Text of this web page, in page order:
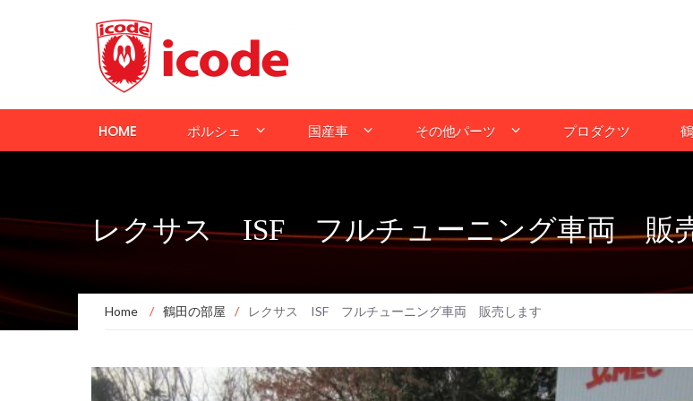
HOME ポルシェ 国産車 その他パーツ プロダクツ
レクサス ISF フルチューニング車両 販
Home / 鶴田の部屋 / レクサス ISF フルチューニング車両 販売します